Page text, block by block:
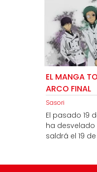
EL MANGA
ARCO FINAL
Sasori
El pasado 19
ha desvelado
saldrá el 19